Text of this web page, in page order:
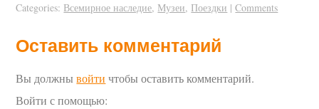
Categories: Всемирное наследие, Музеи, Поездки | Comments
Оставить комментарий
Вы должнывойти чтобы оставить комментарий.
Войти с помощью: